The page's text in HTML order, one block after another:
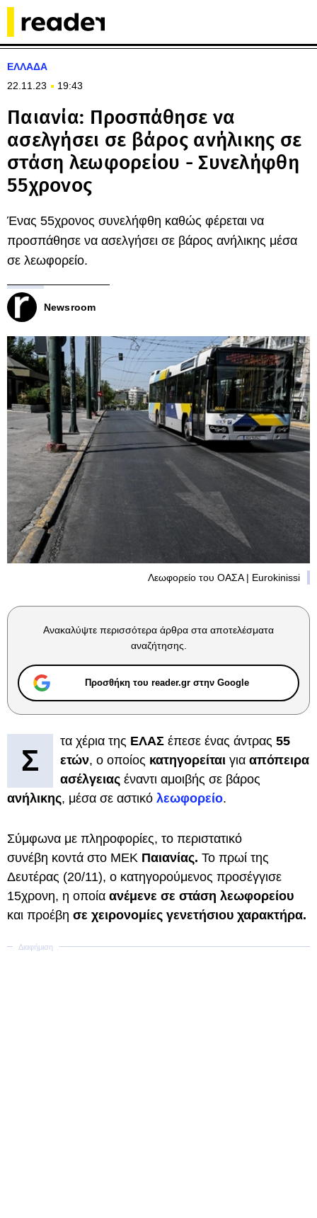
ΕΛΛΑΔΑ
22.11.23
19:43
Παιανία: Προσπάθησε να
ασελγήσει σε βάρος ανήλικης σε
στάση λεωφορείου - Συνελήφθη
55χρονος
Ένας 55χρονος συνελήφθη καθώς φέρεται να
προσπάθησε να ασελγήσει σε βάρος ανήλικης μέσα
σε λεωφορείο.
Newsroom
Λεωφορείο του ΟΑΣΑ | Eurokinissi
Ανακαλύψτε περισσότερα άρθρα στα αποτελέσματα
αναζήτησης.
Προσθήκη του reader.gr στην Google
Σ
τα χέρια της ΕΛΑΣ έπεσε ένας άντρας 55
ετών, ο οποίος κατηγορείται για απόπειρα
ασέλγειας έναντι αμοιβής σε βάρος
ανήλικης, μέσα σε αστικό λεωφορείο.
Σύμφωνα με πληροφορίες, το περιστατικό
συνέβη κοντά στο ΜΕΚ Παιανίας. Το πρωί της
Δευτέρας (20/11), ο κατηγορούμενος προσέγγισε
15χρονη, η οποία ανέμενε σε στάση λεωφορείου
και προέβη σε χειρονομίες γενετήσιου χαρακτήρα.